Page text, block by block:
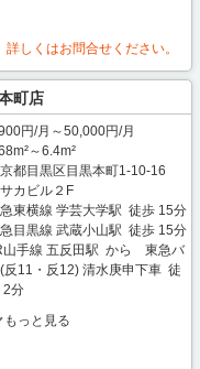
しくはお問合せください。
町店
円/月～50,000円/月
～6.4m²
都目黒区目黒本町1-10-16
カビル２F
東横線 学芸大学駅 徒歩 15分
目黒線 武蔵小山駅 徒歩 15分
山手線 五反田駅 から 東急バ
反11・反12) 清水庚申下車 徒
2分
もっと見る